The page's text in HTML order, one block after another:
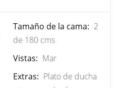
Tamaño de la cama: 2
de 180 cms
Vistas: Mar
Extras: Plato de ducha